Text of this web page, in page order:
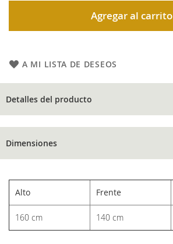
Agregar al carrito
A MI LISTA DE DESEOS
Detalles del producto
Dimensiones
Alto Frente
160 cm 140 cm